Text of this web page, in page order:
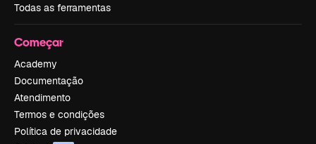
Todas as ferramentas
Começar
Academy
Documentação
Atendimento
Termos e condições
Política de privacidade